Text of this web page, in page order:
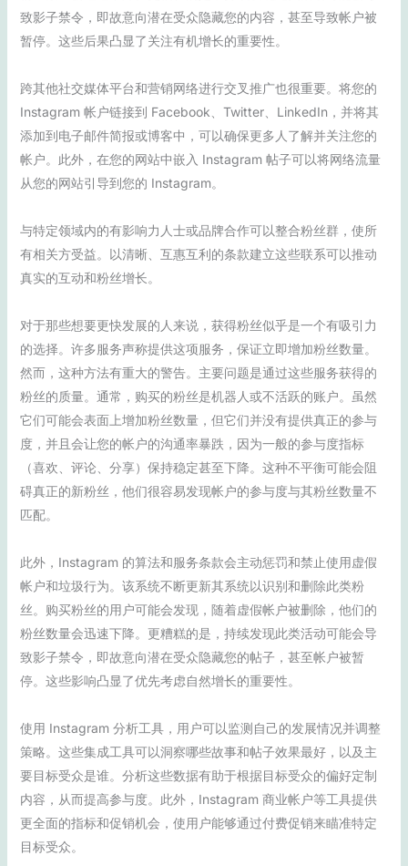
致影子禁令，即故意向潜在受众隐藏您的内容，甚至导致帐户被
暂停。这些后果凸显了关注有机增长的重要性。
跨其他社交媒体平台和营销网络进行交叉推广也很重要。将您的
Instagram 帐户链接到 Facebook、Twitter、LinkedIn，并将其
添加到电子邮件简报或博客中，可以确保更多人了解并关注您的
帐户。此外，在您的网站中嵌入 Instagram 帖子可以将网络流量
从您的网站引导到您的 Instagram。
与特定领域内的有影响力人士或品牌合作可以整合粉丝群，使所
有相关方受益。以清晰、互惠互利的条款建立这些联系可以推动
真实的互动和粉丝增长。
对于那些想要更快发展的人来说，获得粉丝似乎是一个有吸引力
的选择。许多服务声称提供这项服务，保证立即增加粉丝数量。
然而，这种方法有重大的警告。主要问题是通过这些服务获得的
粉丝的质量。通常，购买的粉丝是机器人或不活跃的账户。虽然
它们可能会表面上增加粉丝数量，但它们并没有提供真正的参与
度，并且会让您的帐户的沟通率暴跌，因为一般的参与度指标
（喜欢、评论、分享）保持稳定甚至下降。这种不平衡可能会阻
碍真正的新粉丝，他们很容易发现帐户的参与度与其粉丝数量不
匹配。
此外，Instagram 的算法和服务条款会主动惩罚和禁止使用虚假
帐户和垃圾行为。该系统不断更新其系统以识别和删除此类粉
丝。购买粉丝的用户可能会发现，随着虚假帐户被删除，他们的
粉丝数量会迅速下降。更糟糕的是，持续发现此类活动可能会导
致影子禁令，即故意向潜在受众隐藏您的帖子，甚至帐户被暂
停。这些影响凸显了优先考虑自然增长的重要性。
使用 Instagram 分析工具，用户可以监测自己的发展情况并调整
策略。这些集成工具可以洞察哪些故事和帖子效果最好，以及主
要目标受众是谁。分析这些数据有助于根据目标受众的偏好定制
内容，从而提高参与度。此外，Instagram 商业帐户等工具提供
更全面的指标和促销机会，使用户能够通过付费促销来瞄准特定
目标受众。